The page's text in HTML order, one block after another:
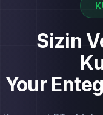
Sizin
Your